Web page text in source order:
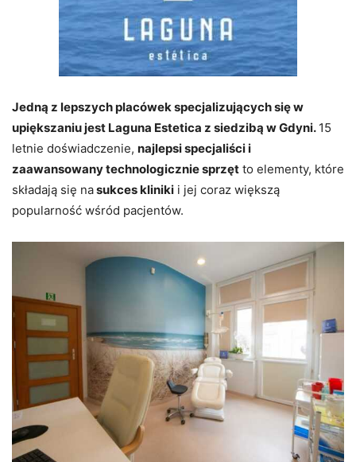
Jedną z lepszych placówek specjalizujących się w
upiększaniu jest Laguna Estetica z siedzibą w Gdyni. 15
letnie doświadczenie, najlepsi specjaliści i
zaawansowany technologicznie sprzęt to elementy, które
składają się nasukces kliniki i jej coraz większą
popularność wśród pacjentów.